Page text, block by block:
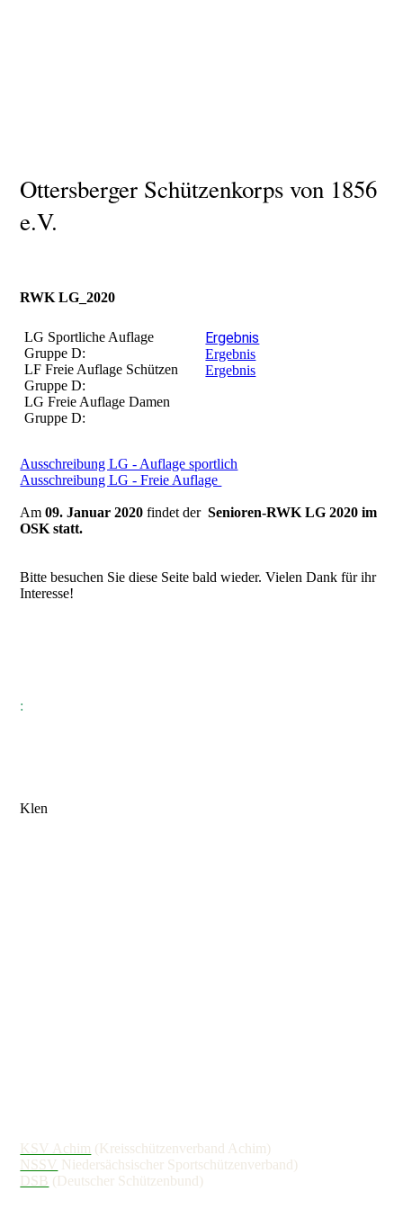
Ottersberger Schützenkorps von 1856
e.V.
RWK LG_2020
LG Sportliche Auflage
Gruppe D:
LF Freie Auflage Schützen
Gruppe D:
LG Freie Auflage Damen
Gruppe D:
Ergebnis
Ergebnis
Ergebnis
Ausschreibung LG - Auflage sportlich
Ausschreibung LG - Freie Auflage
Am09. Januar 2020 findet der Senioren-RWK LG 2020 im
OSK statt.
Bitte besuchen Sie diese Seite bald wieder. Vielen Dank für ihr
Interesse!
:
Klen
KSV Achim (Kreisschützenverband Achim)
NSSV Niedersächsischer Sportschützenverband)
DSB (Deutscher Schützenbund)